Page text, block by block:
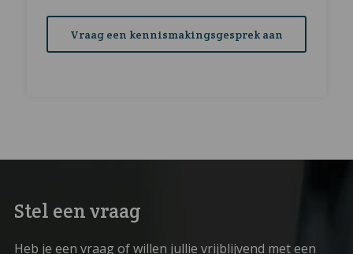
Vraag een kennismakingsgesprek aan
Stel een vraag
Heb je een vraag of willen jullie vrijblijvend met een